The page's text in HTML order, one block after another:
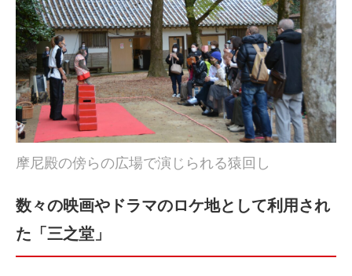
摩尼殿の傍らの広場で演じられる猿回し
数々の映画やドラマのロケ地として利用され
た「三之堂」